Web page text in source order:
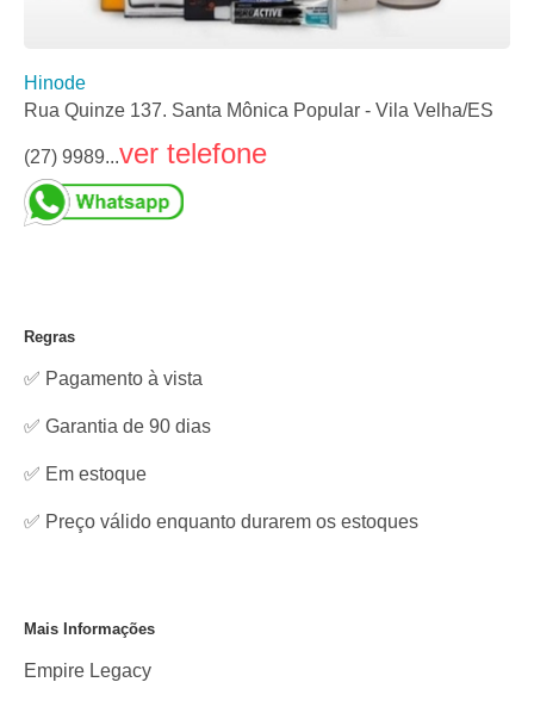
Hinode
Rua Quinze 137. Santa Mônica Popular - Vila Velha/ES
(27) 9989...ver telefone
Regras
✅ Pagamento à vista
✅ Garantia de 90 dias
✅ Em estoque
✅ Preço válido enquanto durarem os estoques
Mais Informações
Empire Legacy